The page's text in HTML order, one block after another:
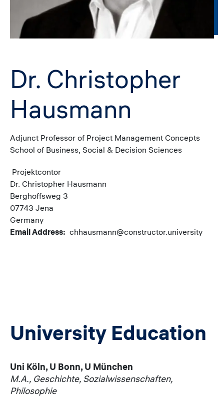
Dr. Christopher
Hausmann
Adjunct Professor of Project Management Concepts
School of Business, Social & Decision Sciences
Projektcontor
Dr. Christopher Hausmann
Berghoffsweg 3
07743 Jena
Germany
Email Address
chhausmann@constructor.university
University Education
Uni Köln, U Bonn, U München
M.A., Geschichte, Sozialwissenschaften,
Philosophie